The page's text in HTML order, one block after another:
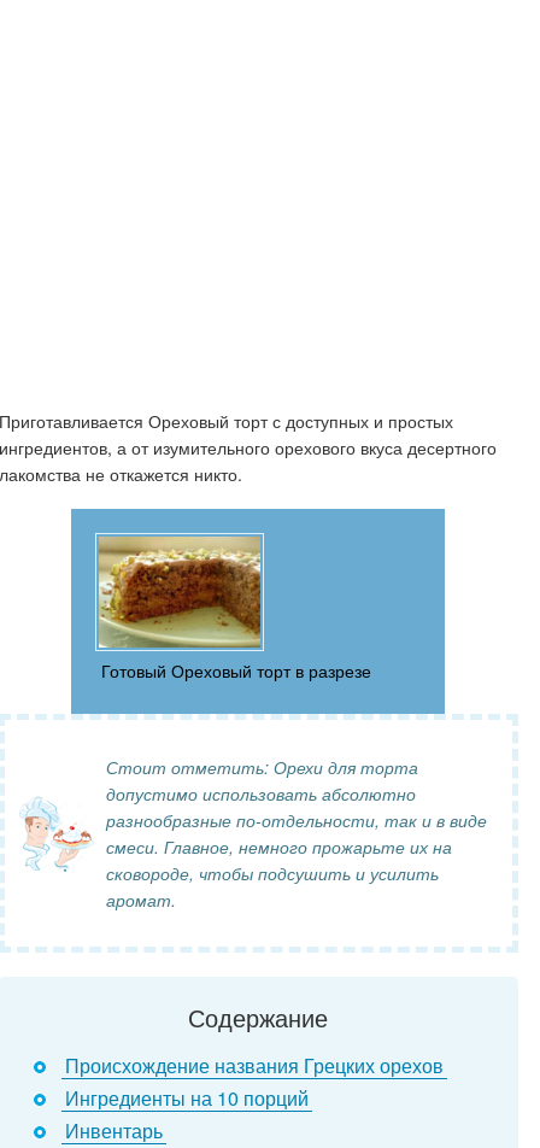
Приготавливается Ореховый торт с доступных и простых
ингредиентов, а от изумительного орехового вкуса десертного
лакомства не откажется никто.
Готовый Ореховый торт в разрезе
Стоит отметить: Орехи для торта
допустимо использовать абсолютно
разнообразные по-отдельности, так и в виде
смеси. Главное, немного прожарьте их на
сковороде, чтобы подсушить и усилить
аромат.
Содержание
Происхождение названия Грецких орехов
Ингредиенты на 10 порций
Инвентарь